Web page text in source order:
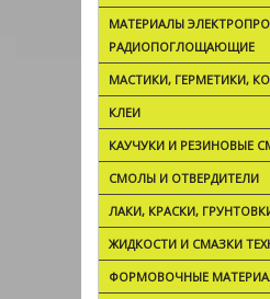
МАТЕРИАЛЫ
РАДИОПОГЛОЩАЮЩИЕ
МАСТИКИ, ГЕРМЕТИКИ,
КЛЕИ
КАУЧУКИ И РЕЗИНОВЫЕ
СМОЛЫ И ОТВЕРДИТЕЛИ
ЛАКИ, КРАСКИ,
ЖИДКОСТИ И СМАЗКИ
ФОРМОВОЧНЫЕ